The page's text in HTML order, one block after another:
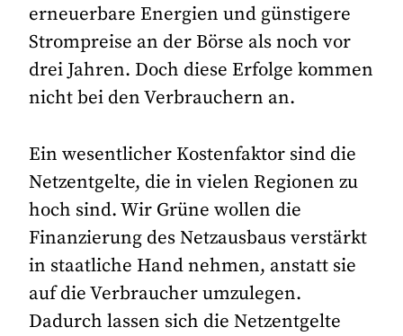
erneuerbare Energien und günstigere
Strompreise an der Börse als noch vor
drei Jahren. Doch diese Erfolge kommen
nicht bei den Verbrauchern an.
Ein wesentlicher Kostenfaktor sind die
Netzentgelte, die in vielen Regionen zu
hoch sind. Wir Grüne wollen die
Finanzierung des Netzausbaus verstärkt
in staatliche Hand nehmen, anstatt sie
auf die Verbraucher umzulegen.
Dadurch lassen sich die Netzentgelte